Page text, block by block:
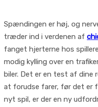
Spændingen er høj, og
træder ind i verdenen af
fanget hjerterne hos
modig kylling over en
biler. Det er en test af dine
at forudse farer, før det er
nyt spil, er der en ny